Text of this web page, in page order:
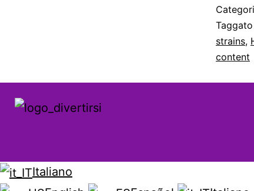
Taggato
strains,
content
Italiano